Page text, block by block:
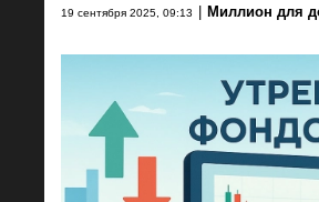
19 сентября 2025, 09:13 Миллион для